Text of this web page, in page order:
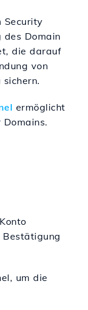
Security
des Domain
die darauf
von
ermöglicht
Bestätigung
um die